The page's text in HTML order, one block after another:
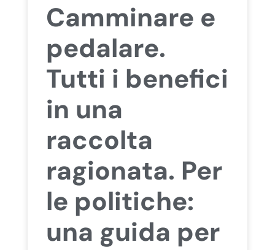
Camminare e
pedalare.
Tutti i benefici
in una
raccolta
ragionata. Per
le politiche:
una guida per